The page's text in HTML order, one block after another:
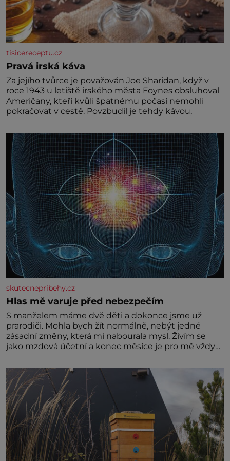
tisicereceptu.cz
Pravá irská káva
Za jejího tvůrce je považován Joe Sharidan, když v
roce 1943 u letiště irského města Foynes obsluhoval
Američany, kteří kvůli špatnému počasí nemohli
pokračovat v cestě. Povzbudil je tehdy kávou,
skutecnepribehy.cz
Hlas mě varuje před nebezpečím
S manželem máme dvě děti a dokonce jsme už
prarodiči. Mohla bych žít normálně, nebýt jedné
zásadní změny, která mi nabourala mysl. Živím se
jako mzdová účetní a konec měsíce je pro mě vždy
máme vnoučata, mi dcera čím dál častěji volá o
pomoc, co se hlídání týče. Dalo by se